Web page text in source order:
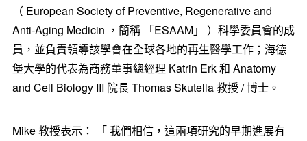
（ European Society of Preventive, Regenerative and
Anti-Aging Medicin ，簡稱 「ESAAM」
）科學委員會的成
員，並負責領導該學會在全球各地的再生醫學工作；海德
堡大學的代表為商務董事總經理 Katrin Erk和 Anatomy
and Cell Biology III 院長Thomas Skutella教授/博士。
Mike教授表示： 「我們相信，這兩項研究的早期進展有